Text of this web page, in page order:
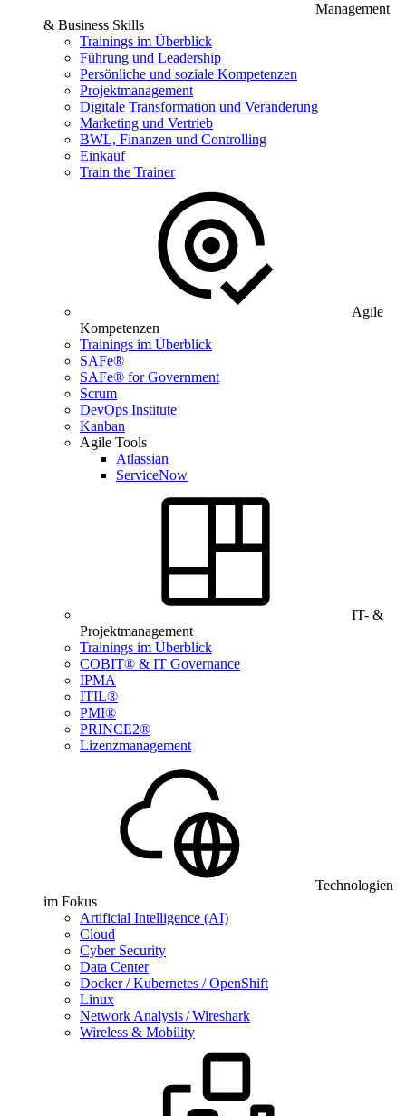
Management
& Business Skills
Trainings im Überblick
Führung und Leadership
Persönliche und soziale Kompetenzen
Projektmanagement
Digitale Transformation und Veränderung
Marketing und Vertrieb
BWL, Finanzen und Controlling
Einkauf
Train the Trainer
Agile
Kompetenzen
Trainings im Überblick
SAFe®
SAFe® for Government
Scrum
DevOps Institute
Kanban
Agile Tools
Atlassian
ServiceNow
IT- &
Projektmanagement
Trainings im Überblick
COBIT® & IT Governance
IPMA
ITIL®
PMI®
PRINCE2®
Lizenzmanagement
Technologien
im Fokus
Artificial Intelligence (AI)
Cloud
Cyber Security
Data Center
Docker / Kubernetes / OpenShift
Linux
Network Analysis / Wireshark
Wireless & Mobility